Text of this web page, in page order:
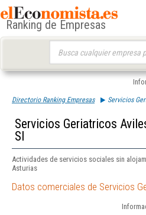
Ranking de Empresas
Directorio Ranking Empresas Servicios
Servicios Geriatricos
Sl
Actividades de servicios sociales sin
Asturias
Datos comerciales de Servicios